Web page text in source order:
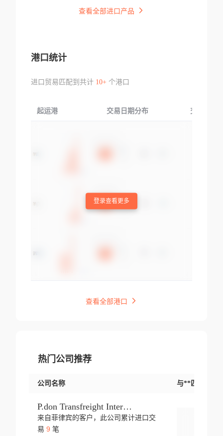
查看全部进口产品
港口统计
进口贸易匹配到共计 10+个港口
起运港 交易日期分布 交易产品
登录查看更多
查看全部港口
热门公司推荐
公司名称 与**匹配交易
P.don Transfreight International
来自菲律宾的客户，此公司累计进口交
易 9 笔